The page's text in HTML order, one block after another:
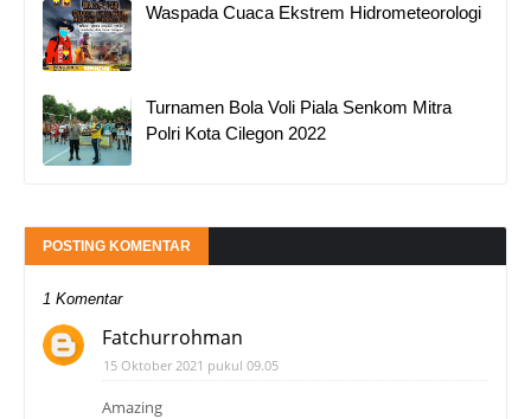
Waspada Cuaca Ekstrem Hidrometeorologi
Turnamen Bola Voli Piala Senkom Mitra
Polri Kota Cilegon 2022
POSTING KOMENTAR
1 Komentar
Fatchurrohman
15 Oktober 2021 pukul 09.05
Amazing